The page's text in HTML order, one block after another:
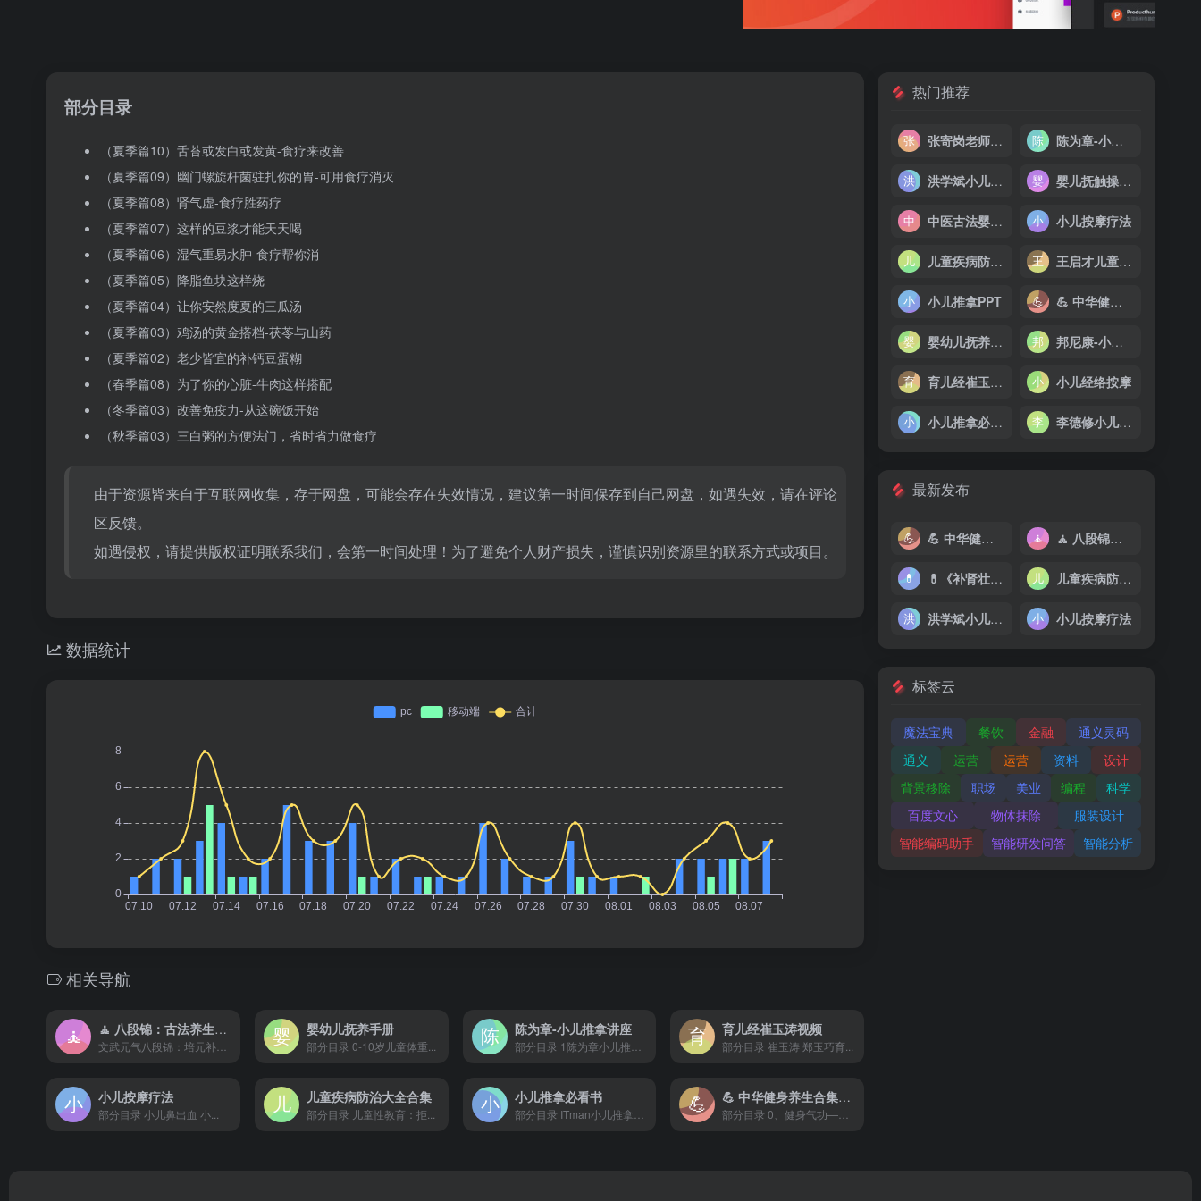
部分目录
（夏季篇10）舌苔或发白或发黄-食疗来改善
（夏季篇09）幽门螺旋杆菌驻扎你的胃-可用食疗消灭
（夏季篇08）肾气虚-食疗胜药疗
（夏季篇07）这样的豆浆才能天天喝
（夏季篇06）湿气重易水肿-食疗帮你消
（夏季篇05）降脂鱼块这样烧
（夏季篇04）让你安然度夏的三瓜汤
（夏季篇03）鸡汤的黄金搭档-茯苓与山药
（夏季篇02）老少皆宜的补钙豆蛋糊
（春季篇08）为了你的心脏-牛肉这样搭配
（冬季篇03）改善免疫力-从这碗饭开始
（秋季篇03）三白粥的方便法门，省时省力做食疗
由于资源皆来自于互联网收集，存于网盘，可能会存在失效情况，建议第一时间保存到自己网盘，如遇失效，请在评论
区反馈。
如遇侵权，请提供版权证明联系我们，会第一时间处理！为了避免个人财产损失，谨慎识别资源里的联系方式或项目。
数据统计
相关导航
🧘 八段锦：古法养生补元气，摆脱亚健康 婴幼儿抚养手册
部分目录 0-10岁儿童体重...
陈为章-小儿推拿讲座 育儿经崔玉涛视频
部分目录 崔玉涛 郑玉巧育...
小儿按摩疗法
部分目录 小儿鼻出血 小...
儿童疾病防治大全合集
部分目录 儿童性教育：拒...
小儿推拿必看书 💪 中华健身养生合集（电子书、视频）
热门推荐
张寄岗老师小儿推拿 陈为章-小儿推拿讲座
洪学斌小儿推拿 婴儿抚触操视频
中医古法婴幼养生 小儿按摩疗法
儿童疾病防治大全合集 王启才儿童穴位保健
小儿推拿PPT 💪 中华健身养生合集（电子书、视频）
婴幼儿抚养手册 邦尼康-小儿推拿课程
育儿经崔玉涛视频 小儿经络按摩
小儿推拿必看书 李德修小儿推拿
最新发布
💪 中华健身养生合集（电子书、视频） 🧘 八段锦：古法养生补元气，摆脱亚健康
💊《补肾壮阳专辑》实用版60本 健康人生 让你更幸福 养生保健 儿童疾病防治大全合集
洪学斌小儿推拿 小儿按摩疗法
标签云
魔法宝典 餐饮 金融
通义灵码
通义
运营 运营 资料
设计
背景移除
职场 美业 编程
科学
百度文心
物体抹除
服装设计
智能编码助手
智能研发问答 智能分析